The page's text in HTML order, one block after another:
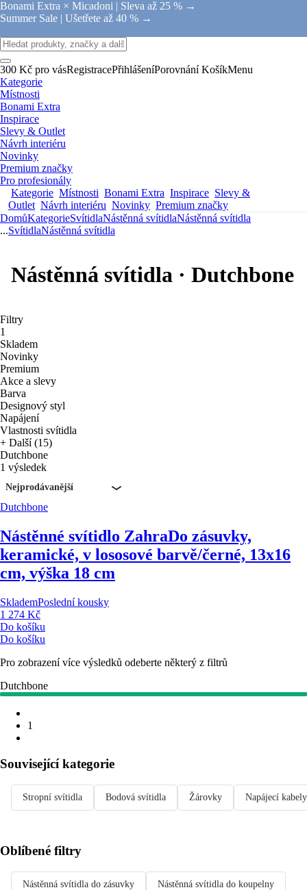
Bonami Extra × Micadoni | Sleva až 25 % →
Summer Sale | Ušetřete až 40 % →
300 Kč pro vásRegistracePřihlášeníPorovnání KošíkMenu
Kategorie
Místnosti
Bonami Extra
Inspirace
Slevy & Outlet
Návrh interiéru
Novinky
Premium značky
Pro profesionály
Kategorie Místnosti Bonami Extra Inspirace Slevy &
Outlet Návrh interiéru Novinky Premium značky
DomůKategorieSvítidlaNástěnná svítidlaNástěnná svítidla
...SvítidlaNástěnná svítidla
Nástěnná svítidla · Dutchbone
Filtry
1
Skladem
Novinky
Premium
Akce a slevy
Barva
Designový styl
Napájení
Vlastnosti svítidla
+ Další (15)
Dutchbone
1 výsledek
Nejprodávanější
Dutchbone
Nástěnné svítidlo ZahraDo zásuvky,
keramické, v lososové barvě/černé, 13x16
cm, výška 18 cm
SklademPoslední kousky
1 274 Kč
Do košíku
Do košíku
Pro zobrazení více výsledků odeberte některý z filtrů
Dutchbone
1
Související kategorie
Stropní svítidla Bodová svítidla Žárovky Napájecí kabely
Oblíbené filtry
Nástěnná svítidla do zásuvky Nástěnná svítidla do koupelny